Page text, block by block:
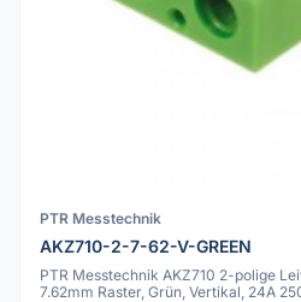
PTR Messtechnik
AKZ710-2-7-62-V-GREEN
PTR Messtechnik AKZ710 2-polige
7.62mm Raster, Grün, Vertikal, 24A